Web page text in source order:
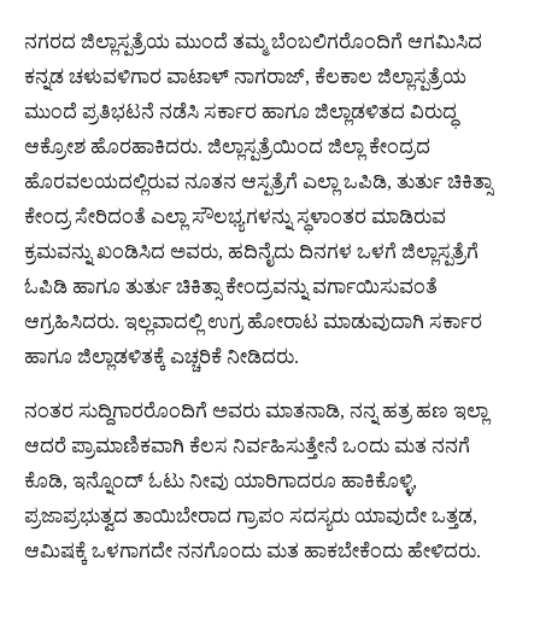
ನಗರದ ಜಿಲ್ಲಾಸ್ಪತ್ರೆಯ ಮುಂದೆ ತಮ್ಮ ಬೆಂಬಲಿಗರೊಂದಿಗೆ ಆಗಮಿಸಿದ
ಕನ್ನಡ ಚಳುವಳಿಗಾರ ವಾಟಾಳ್ ನಾಗರಾಜ್, ಕೆಲಕಾಲ ಜಿಲ್ಲಾಸ್ಪತ್ರೆಯ
ಮುಂದೆ ಪ್ರತಿಭಟನೆ ನಡೆಸಿ ಸರ್ಕಾರ ಹಾಗೂ ಜಿಲ್ಲಾಡಳಿತದ ವಿರುದ್ಧ
ಆಕ್ರೋಶ ಹೊರಹಾಕಿದರು. ಜಿಲ್ಲಾಸ್ಪತ್ರೆಯಿಂದ ಜಿಲ್ಲಾ ಕೇಂದ್ರದ
ಹೊರವಲಯದಲ್ಲಿರುವ ನೂತನ ಆಸ್ಪತ್ರೆಗೆ ಎಲ್ಲಾ ಒಪಿಡಿ, ತುರ್ತು ಚಿಕಿತ್ಸಾ
ಕೇಂದ್ರ ಸೇರಿದಂತೆ ಎಲ್ಲಾ ಸೌಲಭ್ಯಗಳನ್ನು ಸ್ಥಳಾಂತರ ಮಾಡಿರುವ
ಕ್ರಮವನ್ನು ಖಂಡಿಸಿದ ಅವರು, ಹದಿನೈದು ದಿನಗಳ ಒಳಗೆ ಜಿಲ್ಲಾಸ್ಪತ್ರೆಗೆ
ಓಪಿಡಿ ಹಾಗೂ ತುರ್ತು ಚಿಕಿತ್ಸಾ ಕೇಂದ್ರವನ್ನು ವರ್ಗಾಯಿಸುವಂತೆ
ಆಗ್ರಹಿಸಿದರು. ಇಲ್ಲವಾದಲ್ಲಿ ಉಗ್ರ ಹೋರಾಟ ಮಾಡುವುದಾಗಿ ಸರ್ಕಾರ
ಹಾಗೂ ಜಿಲ್ಲಾಡಳಿತಕ್ಕೆ ಎಚ್ಚರಿಕೆ ನೀಡಿದರು.
ನಂತರ ಸುದ್ದಿಗಾರರೊಂದಿಗೆ ಅವರು ಮಾತನಾಡಿ, ನನ್ನ ಹತ್ರ ಹಣ ಇಲ್ಲಾ
ಆದರೆ ಪ್ರಾಮಾಣಿಕವಾಗಿ ಕೆಲಸ ನಿರ್ವಹಿಸುತ್ತೇನೆ ಒಂದು ಮತ ನನಗೆ
ಕೊಡಿ, ಇನ್ನೊಂದ್ ಓಟು ನೀವು ಯಾರಿಗಾದರೂ ಹಾಕಿಕೊಳ್ಳಿ,
ಪ್ರಜಾಪ್ರಭುತ್ವದ ತಾಯಿಬೇರಾದ ಗ್ರಾಪಂ ಸದಸ್ಯರು ಯಾವುದೇ ಒತ್ತಡ,
ಆಮಿಷಕ್ಕೆ ಒಳಗಾಗದೇ ನನಗೊಂದು ಮತ ಹಾಕಬೇಕೆಂದು ಹೇಳಿದರು.